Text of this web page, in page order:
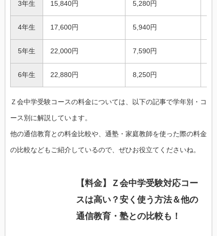
3年生 15,840円 5,280円
4年生 17,600円 5,940円
5年生 22,000円 7,590円
6年生 22,880円 8,250円
Ｚ会中学受験コースの料金については、以下の記事で学年別・コ
ース別に解説しています。
他の通信教育との料金比較や、通塾・家庭教師を使った際の料金
の比較などもご紹介しているので、ぜひお役立てくださいね。
【料金】Ｚ会中学受験対応コー
スは高い？安く使う方法＆他の
通信教育・塾との比較も！